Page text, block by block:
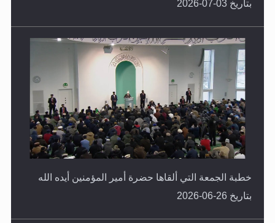
بتاريخ 03-07-2026
خطبة الجمعة التي ألقاها حضرة أمير المؤمنين أيده الله
بتاريخ 26-06-2026